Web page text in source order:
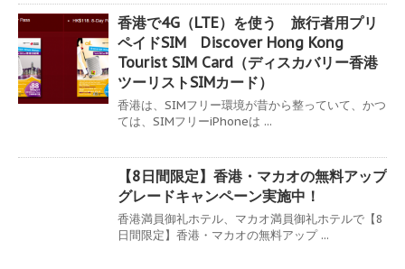
香港で4G（LTE）を使う 旅行者用プリ
ペイドSIM Discover Hong Kong
Tourist SIM Card（ディスカバリー香港
ツーリストSIMカード）
香港は、SIMフリー環境が昔から整っていて、かつ
ては、SIMフリーiPhoneは ...
【8日間限定】香港・マカオの無料アップ
グレードキャンペーン実施中！
香港満員御礼ホテル、マカオ満員御礼ホテルで【8
日間限定】香港・マカオの無料アップ ...